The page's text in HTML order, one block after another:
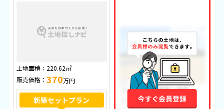
土地面積： 220.62㎡
販売価格： 370万円
新築セットプラン